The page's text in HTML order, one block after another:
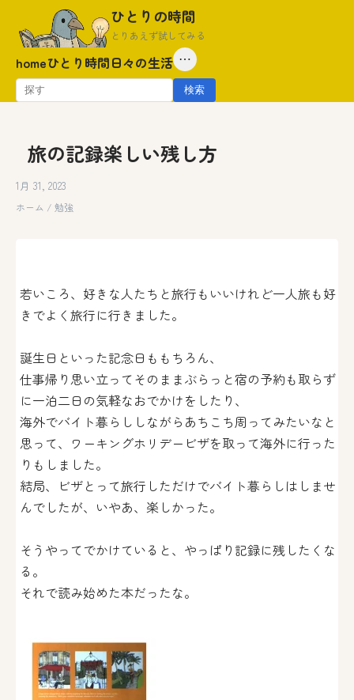
content
ひとりの時間
とりあえず試してみる
homeひとり時間日々の生活 ⋯
検
検索
旅の記録楽しい残し方
1月 31, 2023
ホーム / 勉強
若いころ、好きな人たちと旅行もいいけれど一人旅も好
きでよく旅行に行きました。
誕生日といった記念日ももちろん、
仕事帰り思い立ってそのままぶらっと宿の予約も取らず
に一泊二日の気軽なおでかけをしたり、
海外でバイト暮らししながらあちこち周ってみたいなと
思って、ワーキングホリデービザを取って海外に行った
りもしました。
結局、ビザとって旅行しただけでバイト暮らしはしませ
んでしたが、いやあ、楽しかった。
そうやってでかけていると、やっぱり記録に残したくな
る。
それで読み始めた本だったな。